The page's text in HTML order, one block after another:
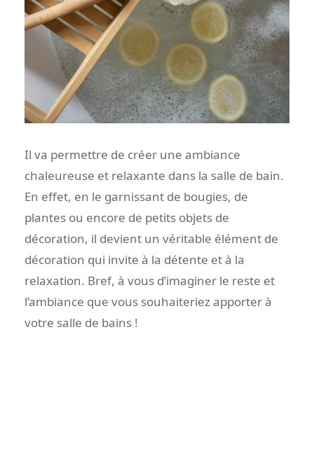
Il va permettre de créer une ambiance
chaleureuse et relaxante dans la salle de bain.
En effet, en le garnissant de bougies, de
plantes ou encore de petits objets de
décoration, il devient un véritable élément de
décoration qui invite à la détente et à la
relaxation. Bref, à vous d’imaginer le reste et
l’ambiance que vous souhaiteriez apporter à
votre salle de bains !